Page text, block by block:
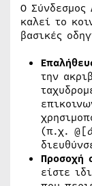
Ο Σύνδεσμος
καλεί το
βασικές
την
(π.χ. @[
Προσοχή
είστε